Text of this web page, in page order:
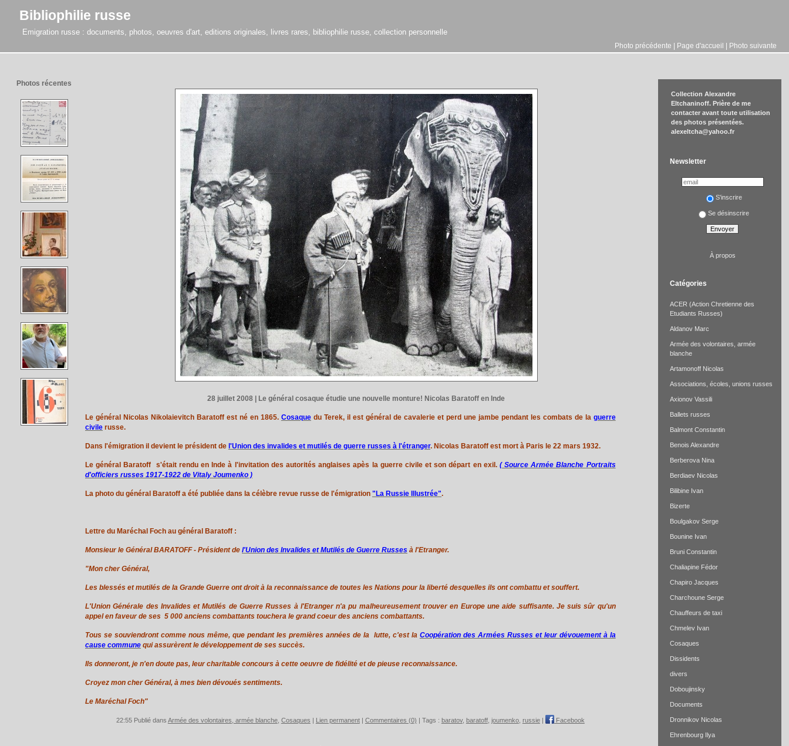
Bibliophilie russe
Emigration russe : documents, photos, oeuvres d'art, editions originales, livres rares, bibliophilie russe, collection personnelle
Photo précédente | Page d'accueil | Photo suivante
28 juillet 2008 | Le général cosaque étudie une nouvelle monture! Nicolas Baratoff en Inde
Le général Nicolas Nikolaievitch Baratoff est né en 1865. Cosaquedu Terek, il est général de cavalerie et perd une jambe pendant les combats de la guerre
civile russe.
Dans l'émigration il devient le président de l'Union des invalides et mutilés de guerre russes à l'étranger. Nicolas Baratoff est mort à Paris le 22 mars 1932.
Le général Baratoff s'était rendu en Inde à l'invitation des autorités anglaises apès la guerre civile et son départ en exil. ( Source Armée Blanche Portraits
d'officiers russes 1917-1922 de Vitaly Joumenko )
La photo du général Baratoff a été publiée dans la célèbre revue russe de l'émigration "La Russie Illustrée".
Lettre du Maréchal Foch au général Baratoff :
Monsieur le Général BARATOFF - Président de l'Union des Invalides et Mutilés de Guerre Russes à l'Etranger.
"Mon cher Général,
Les blessés et mutilés de la Grande Guerre ont droit à la reconnaissance de toutes les Nations pour la liberté desquelles ils ont combattu et souffert.
L'Union Générale des Invalides et Mutilés de Guerre Russes à l'Etranger n'a pu malheureusement trouver en Europe une aide suffisante. Je suis sûr qu'un
appel en faveur de ses 5 000 anciens combattants touchera le grand coeur des anciens combattants.
Tous se souviendront comme nous même, que pendant les premières années de la lutte, c'est la Coopération des Armées Russes et leur dévouement à la
cause commune qui assurèrent le développement de ses succès.
Ils donneront, je n'en doute pas, leur charitable concours à cette oeuvre de fidélité et de pieuse reconnaissance.
Croyez mon cher Général, à mes bien dévoués sentiments.
Le Maréchal Foch"
22:55 Publié dans Armée des volontaires, armée blanche, Cosaques | Lien permanent| Commentaires (0) | Tags : baratov, baratoff, joumenko, russie| Facebook
Photos récentes
Collection Alexandre
Eltchaninoff. Prière de me
contacter avant toute utilisation
des photos présentées.
alexeltcha@yahoo.fr
Newsletter
S'inscrire
Se désinscrire
À propos
Catégories
ACER (Action Chretienne des
Etudiants Russes)
Aldanov Marc
Armée des volontaires, armée
blanche
Artamonoff Nicolas
Associations, écoles, unions russes
Axionov Vassili
Ballets russes
Balmont Constantin
Benois Alexandre
Berberova Nina
Berdiaev Nicolas
Bilibine Ivan
Bizerte
Boulgakov Serge
Bounine Ivan
Bruni Constantin
Chaliapine Fédor
Chapiro Jacques
Charchoune Serge
Chauffeurs de taxi
Chmelev Ivan
Cosaques
Dissidents
divers
Doboujinsky
Documents
Dronnikov Nicolas
Ehrenbourg Ilya